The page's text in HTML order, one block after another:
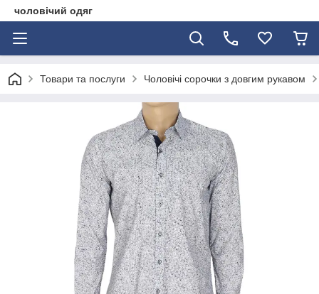
чоловічий одяг
Товари та послуги Чоловічі сорочки з довгим рукавом